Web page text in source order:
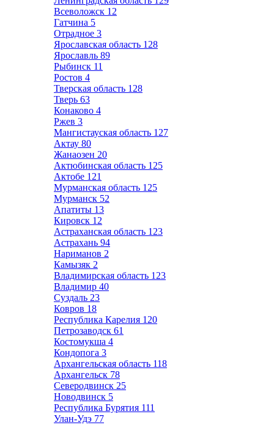
Всеволожск 12
Гатчина 5
Отрадное 3
Ярославская область 128
Ярославль 89
Рыбинск 11
Ростов 4
Тверская область 128
Тверь 63
Конаково 4
Ржев 3
Мангистауская область 127
Актау 80
Жанаозен 20
Актюбинская область 125
Актобе 121
Мурманская область 125
Мурманск 52
Апатиты 13
Кировск 12
Астраханская область 123
Астрахань 94
Нариманов 2
Камызяк 2
Владимирская область 123
Владимир 40
Суздаль 23
Ковров 18
Республика Карелия 120
Петрозаводск 61
Костомукша 4
Кондопога 3
Архангельская область 118
Архангельск 78
Северодвинск 25
Новодвинск 5
Республика Бурятия 111
Улан-Удэ 77